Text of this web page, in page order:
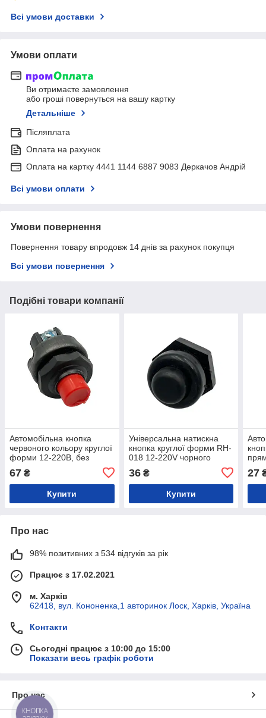
Всі умови доставки
Умови оплати
Ви отримаєте замовлення
або гроші повернуться на вашу картку
Детальніше
Післяплата
Оплата на рахунок
Оплата на картку 4441 1144 6887 9083 Деркачов Андрій
Всі умови оплати
Умови повернення
Повернення товару впродовж 14 днів за рахунок покупця
Всі умови повернення
Подібні товари компанії
Автомобільна кнопка
червоного кольору круглої
форми 12-220В, без
67 ₴
Купити
Універсальна натискна
кнопка круглої форми RH-
018 12-220V чорного
кольору без фіксації FL-
651675
36₴
Купити
27
Про нас
98% позитивних з 534 відгуків за рік
Працює з 17.02.2021
м. Харків
62418, вул. Кононенка,1 авторинок Лоск, Харків, Україна
Контакти
Сьогодні працює з 10:00 до 15:00
Показати весь графік роботи
Про нас
КНОПКА